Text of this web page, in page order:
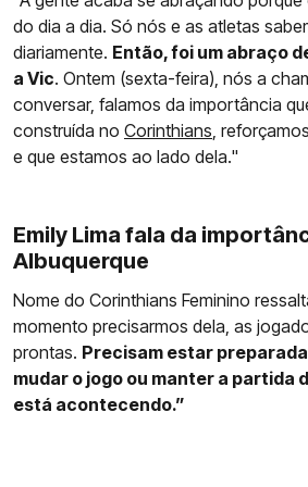
do dia a dia. Só nós e as atletas
diariamente. Então, foi um abraço
a Vic. Ontem (sexta-feira), nós a
conversar, falamos da importância
construída no Corinthians,
e que estamos ao lado dela."
Emily Lima fala da
Albuquerque
Nome do Corinthians Feminino
momento precisarmos dela, as
prontas. Precisam estar
mudar o jogo ou manter a partida
está acontecendo.”